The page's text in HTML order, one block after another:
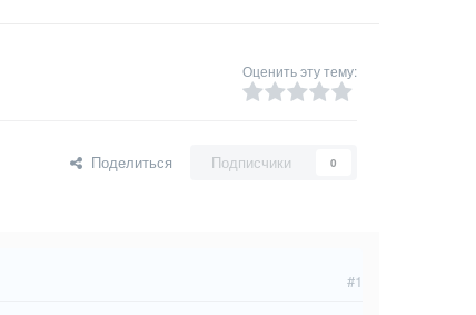
Оценить эту тему:
Поделиться Подписчики 0
#1